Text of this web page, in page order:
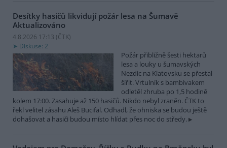
Desítky hasičů likvidují požár lesa na Šumavě
Aktualizováno
4.8.2026 17:13 (ČTK)
Diskuse: 2
Požár přibližně šesti hektarů
lesa a louky u šumavských
Nezdic na Klatovsku se přestal
šířit. Vrtulník s bambivakem
odletěl zhruba po 1,5 hodině
kolem 17:00. Zasahuje až 150 hasičů. Nikdo nebyl zraněn. ČTK to
řekl velitel zásahu Aleš Bucifal. Odhadl, že ohniska se budou ještě
dohašovat a hasiči budou místo hlídat přes noc do středy.